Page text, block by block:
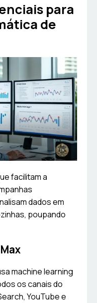
para
de
facilitam a
dados em
poupando
machine learning
os canais do
YouTube e